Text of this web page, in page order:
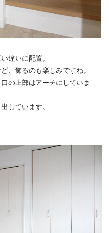
違いに配置。
、飾るのも楽しみですね。
の上部はアーチにしていま
しています。